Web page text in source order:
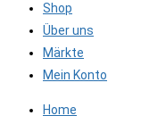
Shop
Über uns
Märkte
Mein Konto
Home